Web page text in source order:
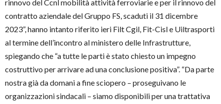
rinnovo del Ccnl mobilità attività ferroviarie e per il rinnovo del
contratto aziendale del Gruppo FS, scaduti il 31 dicembre
2023”, hanno intanto riferito ieri Filt Cgil, Fit-Cisl e Uiltrasporti
al termine dell’incontro al ministero delle Infrastrutture,
spiegando che “a tutte le parti è stato chiesto un impegno
costruttivo per arrivare ad una conclusione positiva”. “Da parte
nostra già da domani a fine sciopero – proseguivano le
organizzazioni sindacali – siamo disponibili per una trattativa